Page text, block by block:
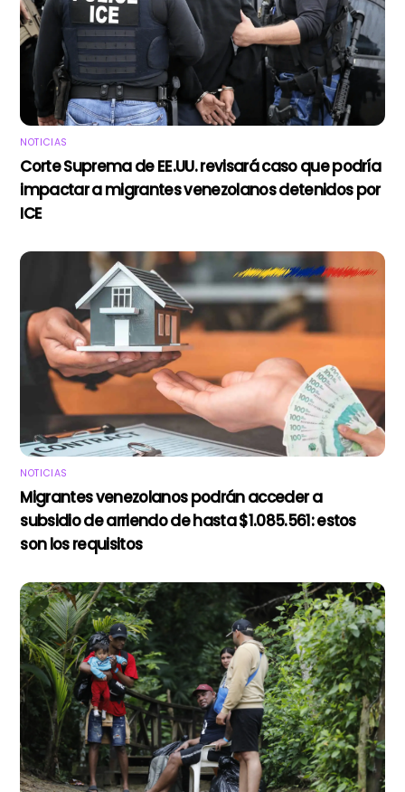
NOTICIAS
Corte Suprema de EE.UU. revisará caso que podría
impactar a migrantes venezolanos detenidos por
ICE
NOTICIAS
Migrantes venezolanos podrán acceder a
subsidio de arriendo de hasta $1.085.561: estos
son los requisitos